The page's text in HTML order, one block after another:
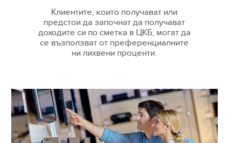
Клиентите, които получават или
предстои да започнат да получават
доходите си по сметка в ЦКБ, могат да
се възползват от преференциалните
ни лихвени проценти.